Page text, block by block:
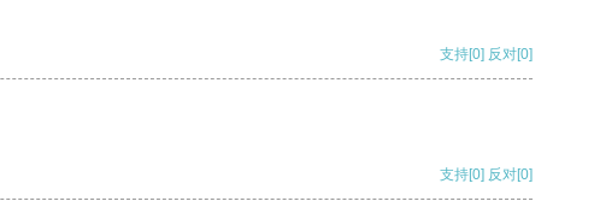
支持[0] 反对[0]
支持[0] 反对[0]